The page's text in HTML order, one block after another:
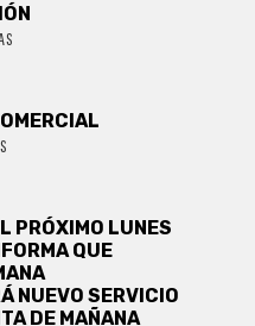
PRÓXIMO LUNES
QUE
NUEVO SERVICIO
DE MAÑANA